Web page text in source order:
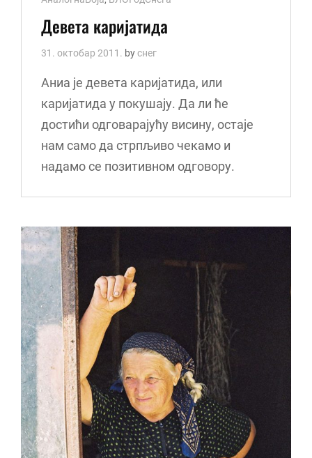
Links
Девета каријатида
31. октобар 2011. byснег
Аниа је девета каријатида, или
каријатида у покушају. Да ли ће
достићи одговарајућу висину, остаје
нам само да стрпљиво чекамо и
надамо се позитивном одговору.